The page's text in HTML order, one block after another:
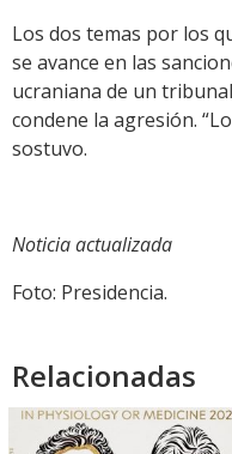
Los dos temas por los
se avance en las
ucraniana de un
condene la agresión.
sostuvo.
Noticia actualizada
Foto: Presidencia.
Relacionadas